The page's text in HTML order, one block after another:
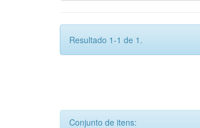
Resultado 1-1 de 1.
Conjunto de itens: